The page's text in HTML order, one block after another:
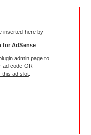
inserted here by
for AdSense.
admin page to
ad codeOR
this ad slot.